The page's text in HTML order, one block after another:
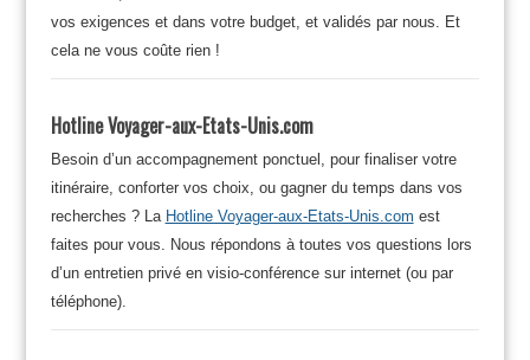
vos exigences et dans votre budget, et validés par nous. Et
cela ne vous coûte rien !
Hotline Voyager-aux-Etats-Unis.com
Besoin d’un accompagnement ponctuel, pour finaliser votre
itinéraire, conforter vos choix, ou gagner du temps dans vos
recherches ? La Hotline Voyager-aux-Etats-Unis.com est
faites pour vous. Nous répondons à toutes vos questions lors
d’un entretien privé en visio-conférence sur internet (ou par
téléphone).